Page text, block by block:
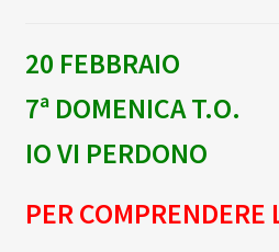
20 FEBBRAIO
7ª DOMENICA T.O.
IO VI PERDONO
PER COMPRENDERE